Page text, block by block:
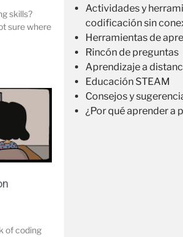
skills?
sure where
of coding
Actividades y
codificación sin
Herramientas de
Rincón de preguntas
Aprendizaje a
Educación STEAM
Consejos y
¿Por qué aprender a